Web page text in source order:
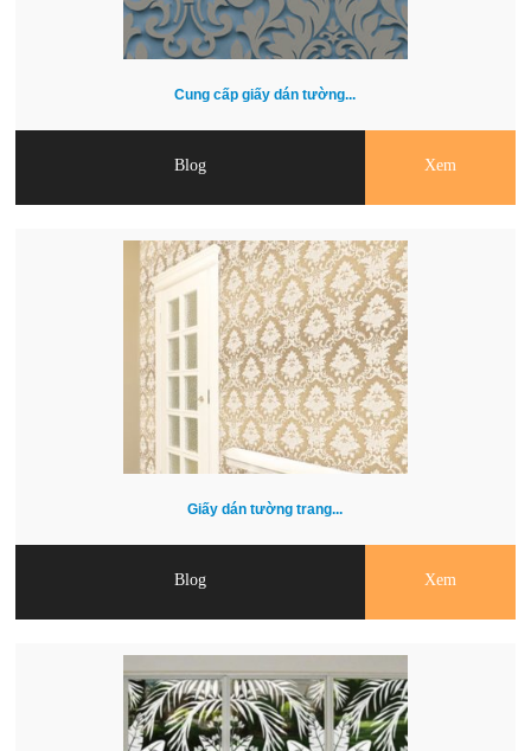
Cung cấp giấy dán tường...
Blog Xem
Giấy dán tường trang...
Blog Xem